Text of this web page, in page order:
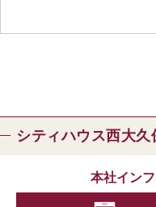
シティハウス西大
本社イン